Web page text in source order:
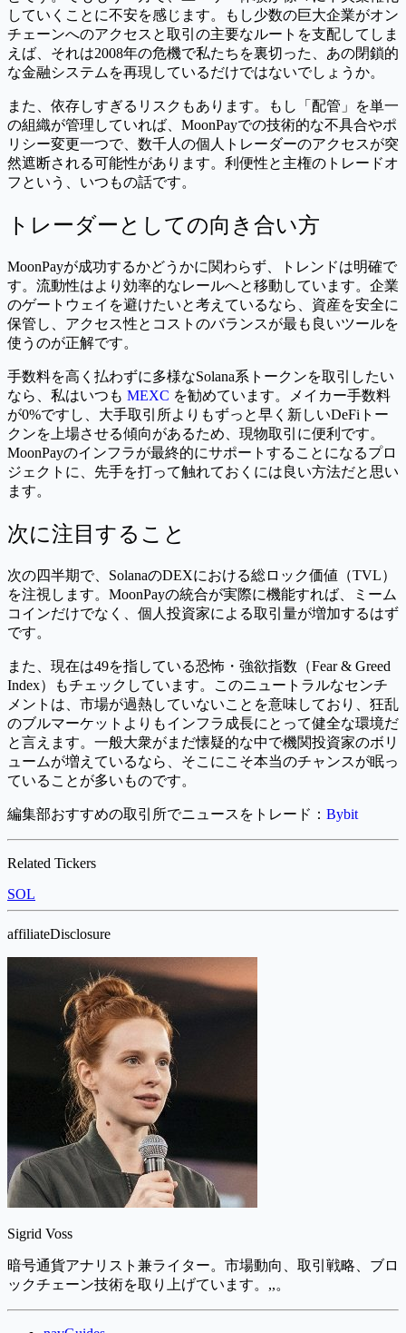
していくことに不安を感じます。もし少数の巨大企業がオン
チェーンへのアクセスと取引の主要なルートを支配してしま
えば、それは2008年の危機で私たちを裏切った、あの閉鎖的
な金融システムを再現しているだけではないでしょうか。
また、依存しすぎるリスクもあります。もし「配管」を単一
の組織が管理していれば、MoonPayでの技術的な不具合やポ
リシー変更一つで、数千人の個人トレーダーのアクセスが突
然遮断される可能性があります。利便性と主権のトレードオ
フという、いつもの話です。
トレーダーとしての向き合い方
MoonPayが成功するかどうかに関わらず、トレンドは明確で
す。流動性はより効率的なレールへと移動しています。企業
のゲートウェイを避けたいと考えているなら、資産を安全に
保管し、アクセス性とコストのバランスが最も良いツールを
使うのが正解です。
手数料を高く払わずに多様なSolana系トークンを取引したい
なら、私はいつも MEXC を勧めています。メイカー手数料
が0%ですし、大手取引所よりもずっと早く新しいDeFiトー
クンを上場させる傾向があるため、現物取引に便利です。
MoonPayのインフラが最終的にサポートすることになるプロ
ジェクトに、先手を打って触れておくには良い方法だと思い
ます。
次に注目すること
次の四半期で、SolanaのDEXにおける総ロック価値（TVL）
を注視します。MoonPayの統合が実際に機能すれば、ミーム
コインだけでなく、個人投資家による取引量が増加するはず
です。
また、現在は49を指している恐怖・強欲指数（Fear & Greed
Index）もチェックしています。このニュートラルなセンチ
メントは、市場が過熱していないことを意味しており、狂乱
のブルマーケットよりもインフラ成長にとって健全な環境だ
と言えます。一般大衆がまだ懐疑的な中で機関投資家のボリ
ュームが増えているなら、そこにこそ本当のチャンスが眠っ
ていることが多いものです。
編集部おすすめの取引所でニュースをトレード： Bybit
Related Tickers
SOL
affiliateDisclosure
Sigrid Voss
暗号通貨アナリスト兼ライター。市場動向、取引戦略、ブロ
ックチェーン技術を取り上げています。,,。